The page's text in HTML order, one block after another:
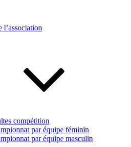
l’association
compétition
par équipe féminin
par équipe masculin